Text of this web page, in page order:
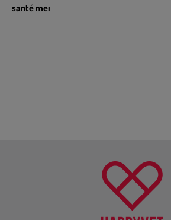
santé mentale